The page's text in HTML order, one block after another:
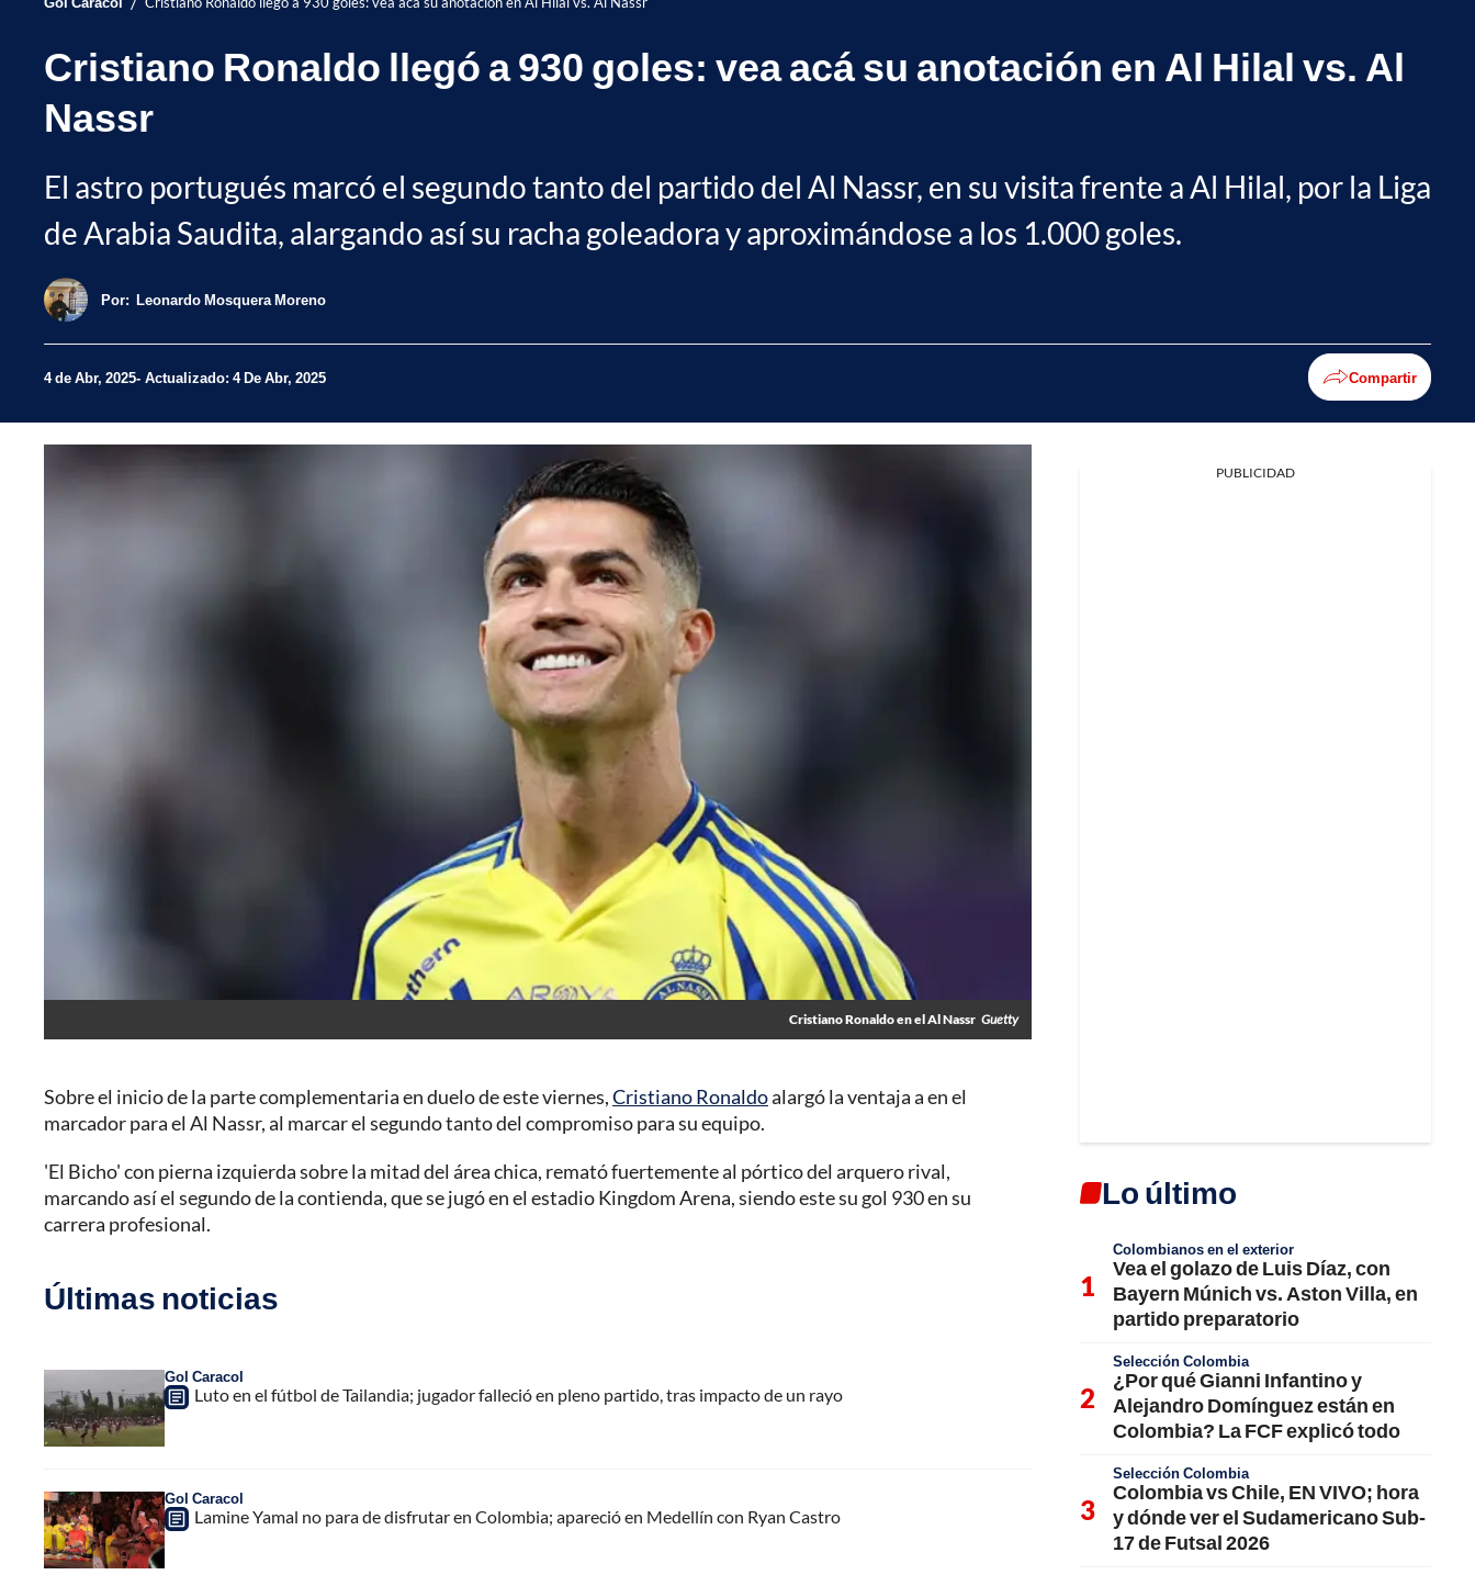
Cristiano Ronaldo llegó a 930 goles: vea acá su anotación en Al Hilal vs. Al
Nassr
El astro portugués marcó el segundo tanto del partido del Al Nassr, en su visita frente a Al Hilal, por la Liga
de Arabia Saudita, alargando así su racha goleadora y aproximándose a los 1.000 goles.
Por: Leonardo Mosquera Moreno
4 de Abr, 2025 Actualizado: 4 De Abr, 2025 Compartir
Cristiano Ronaldo en el Al Nassr Guetty
Sobre el inicio de la parte complementaria en duelo de este viernes,Cristiano Ronaldoalargó la ventaja a en el
marcador para el Al Nassr, al marcar el segundo tanto del compromiso para su equipo.
'El Bicho' con pierna izquierda sobre la mitad del área chica, remató fuertemente al pórtico del arquero rival,
marcando así el segundo de la contienda, que se jugó en el estadio Kingdom Arena, siendo este su gol 930 en su
carrera profesional.
Últimas noticias
Gol Caracol
Luto en el fútbol de Tailandia; jugador falleció en pleno partido, tras impacto de un rayo
Gol Caracol
Lamine Yamal no para de disfrutar en Colombia; apareció en Medellín con Ryan Castro
PUBLICIDAD
Lo último
Colombianos en el exterior
Vea el golazo de Luis Díaz, con
Bayern Múnich vs. Aston Villa, en
partido preparatorio
Selección Colombia
¿Por qué Gianni Infantino y
Alejandro Domínguez están en
Colombia? La FCF explicó todo
Selección Colombia
Colombia vs Chile, EN VIVO; hora
y dónde ver el Sudamericano Sub-
17 de Futsal 2026